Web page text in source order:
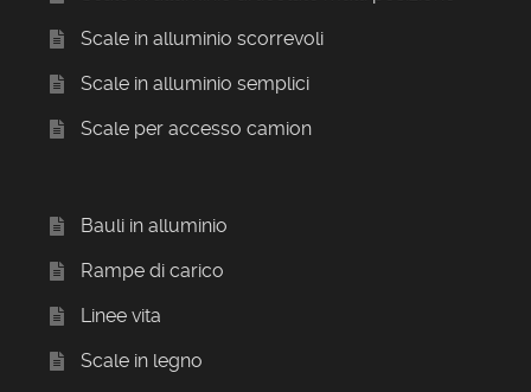
Scale in alluminio scorrevoli
Scale in alluminio semplici
Scale per accesso camion
Bauli in alluminio
Rampe di carico
Linee vita
Scale in legno